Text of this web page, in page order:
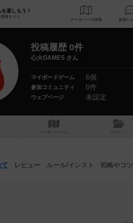
楽しもう！
報サイト
データベース 検索
投稿履歴 0件
心火GAMES さん
マイボードゲーム 6個
参加コミュニティ 0件
ウェブページ 未設定
マイボードゲーム マイリスト
て レビュー ルール/インスト 戦略やコツ